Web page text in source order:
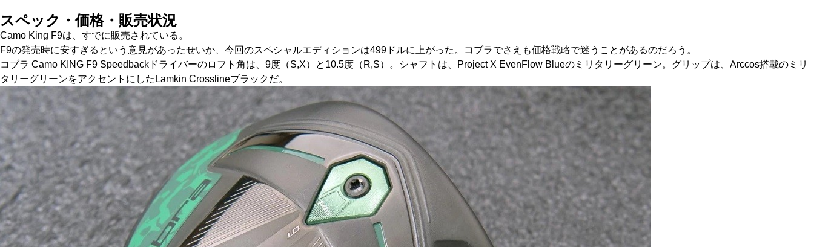
スペック・価格・販売状況
Camo King F9は、すでに販売されている。
F9の発売時に安すぎるという意見があったせいか、今回のスペシャルエディションは499ドルに上がった。コブラでさえも価格戦略で迷うことがあるのだろう。
コブラ Camo KING F9 Speedbackドライバーのロフト角は、9度（S,X）と10.5度（R,S）。シャフトは、Project X EvenFlow Blueのミリタリーグリーン。グリップは、Arccos搭載のミリ
タリーグリーンをアクセントにしたLamkin Crosslineブラックだ。